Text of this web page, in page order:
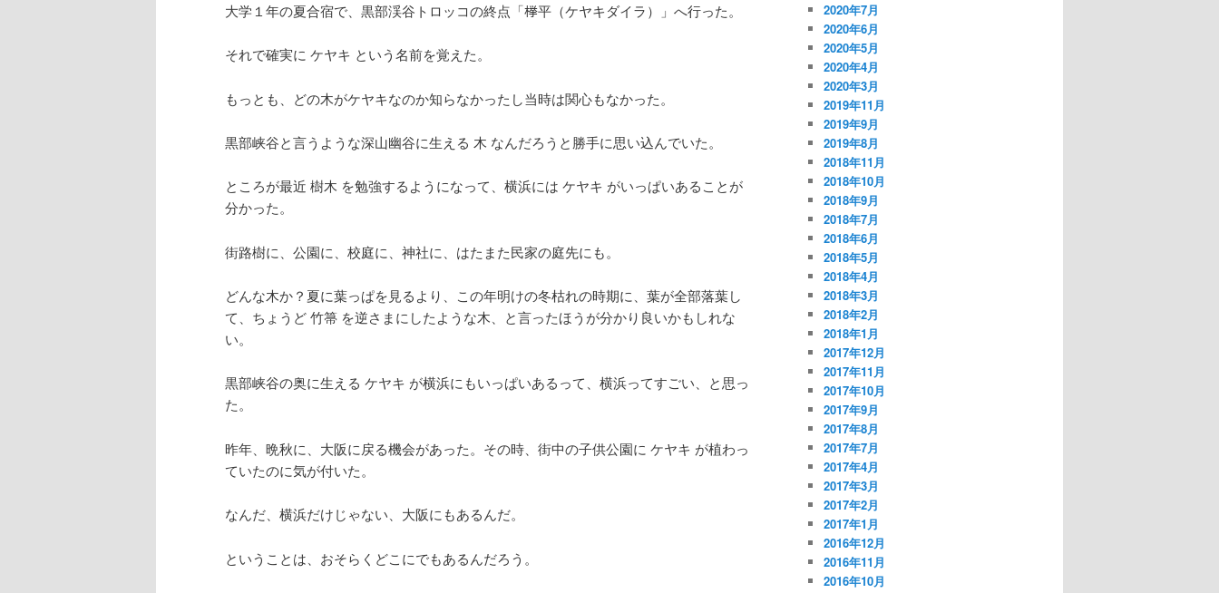
大学１年の夏合宿で、黒部渓谷トロッコの終点「﨔平（ケヤキダイラ）」へ行った。
それで確実に ケヤキ という名前を覚えた。
もっとも、どの木がケヤキなのか知らなかったし当時は関心もなかった。
黒部峡谷と言うような深山幽谷に生える 木 なんだろうと勝手に思い込んでいた。
ところが最近 樹木 を勉強するようになって、横浜には ケヤキ がいっぱいあることが
分かった。
街路樹に、公園に、校庭に、神社に、はたまた民家の庭先にも。
どんな木か？夏に葉っぱを見るより、この年明けの冬枯れの時期に、葉が全部落葉し
て、ちょうど 竹箒 を逆さまにしたような木、と言ったほうが分かり良いかもしれな
い。
黒部峡谷の奥に生える ケヤキ が横浜にもいっぱいあるって、横浜ってすごい、と思っ
た。
昨年、晩秋に、大阪に戻る機会があった。その時、街中の子供公園に ケヤキ が植わっ
ていたのに気が付いた。
なんだ、横浜だけじゃない、大阪にもあるんだ。
ということは、おそらくどこにでもあるんだろう。
2020年7月
2020年6月
2020年5月
2020年4月
2020年3月
2019年11月
2019年9月
2019年8月
2018年11月
2018年10月
2018年9月
2018年7月
2018年6月
2018年5月
2018年4月
2018年3月
2018年2月
2018年1月
2017年12月
2017年11月
2017年10月
2017年9月
2017年8月
2017年7月
2017年4月
2017年3月
2017年2月
2017年1月
2016年12月
2016年11月
2016年10月